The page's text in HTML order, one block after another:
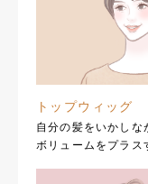
トップウィッグ
自分の髪をいかしな
ボリュームをプラス